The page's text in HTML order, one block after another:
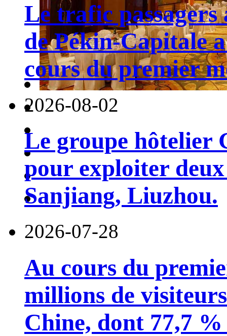
Le trafic
de Pékin-Capitale
cours du premier
2026-08-02
Le groupe hôtelier
pour exploiter
Sanjiang, Liuzhou.
2026-07-28
Au cours du
millions de
Chine, dont 77,7 %